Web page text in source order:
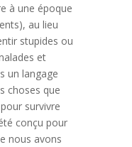
à une époque
au lieu
stupides ou
et
un langage
choses que
survivre
conçu pour
nous avons